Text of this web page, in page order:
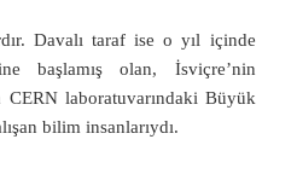
Davalı taraf ise o yıl içinde
başlamış olan, İsviçre’nin
laboratuvarındaki Büyük
bilim insanlarıydı.